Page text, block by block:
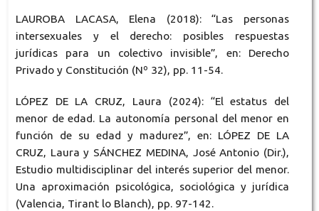
LAUROBA LACASA, Elena (2018): “Las personas
intersexuales y el derecho: posibles respuestas
jurídicas para un colectivo invisible”, en: Derecho
Privado y Constitución (Nº 32), pp. 11-54.
LÓPEZ DE LA CRUZ, Laura (2024): “El estatus del
menor de edad. La autonomía personal del menor en
función de su edad y madurez”, en: LÓPEZ DE LA
CRUZ, Laura y SÁNCHEZ MEDINA, José Antonio (Dir.),
Estudio multidisciplinar del interés superior del menor.
Una aproximación psicológica, sociológica y jurídica
(Valencia, Tirant lo Blanch), pp. 97-142.